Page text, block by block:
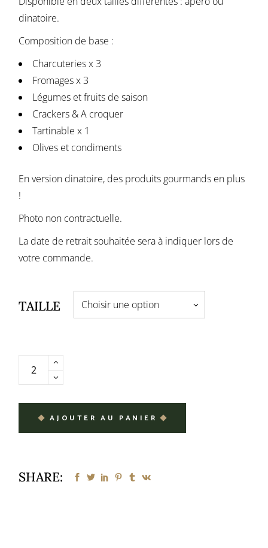
dinatoire.
Composition de base :
Charcuteries x 3
Fromages x 3
Légumes et fruits de saison
Crackers & A croquer
Tartinable x 1
Olives et condiments
En version dinatoire, des produits gourmands en plus
!
Photo non contractuelle.
La date de retrait souhaitée sera à indiquer lors de
votre commande.
TAILLE Choisir une option
AJOUTER AU PANIER
SHARE: